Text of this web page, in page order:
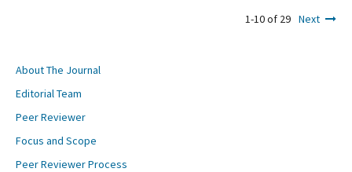
1-10 of 29 Next
About The Journal
Editorial Team
Peer Reviewer
Focus and Scope
Peer Reviewer Process